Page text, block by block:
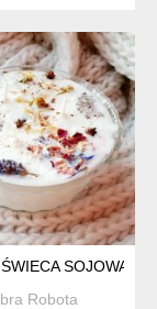
SOJOWA
SOJOWA O
Robota